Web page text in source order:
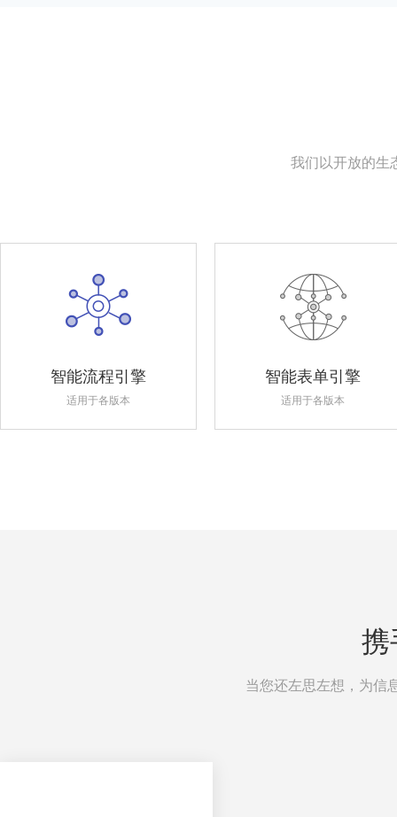
我们以开放的生
智能流程引擎
适用于各版本
智能表单引擎
适用于各版本
携
当您还左思左想，为信